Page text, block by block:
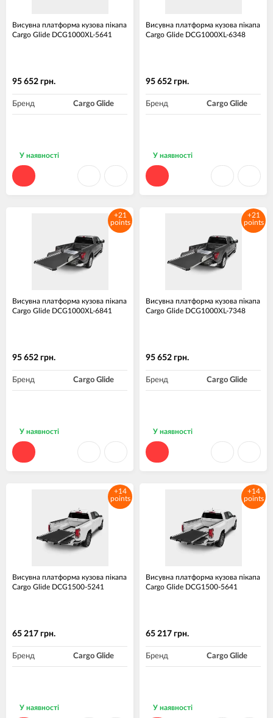
Висувна платформа кузова пікапа
Cargo Glide DCG1000XL-5641
95 652 грн.
Бренд Cargo Glide
У наявності
Висувна платформа кузова пікапа
Cargo Glide DCG1000XL-6348
95 652 грн.
Бренд Cargo Glide
У наявності
+21
points
Висувна платформа кузова пікапа
Cargo Glide DCG1000XL-6841
95 652 грн.
Бренд Cargo Glide
У наявності
+21
points
Висувна платформа кузова пікапа
Cargo Glide DCG1000XL-7348
95 652 грн.
Бренд Cargo Glide
У наявності
+14
points
Висувна платформа кузова пікапа
Cargo Glide DCG1500-5241
65 217 грн.
Бренд Cargo Glide
У наявності
+14
points
Висувна платформа кузова пікапа
Cargo Glide DCG1500-5641
65 217 грн.
Бренд Cargo Glide
У наявності